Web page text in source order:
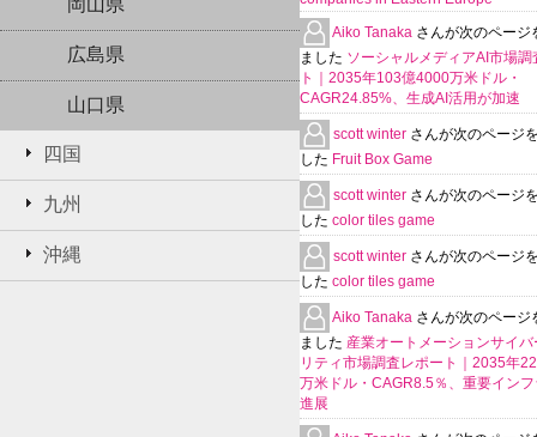
岡山県
広島県
山口県
四国
九州
沖縄
Aiko Tanaka さんが次のページ
ました ソーシャルメディアAI市場調
ト｜2035年103億4000万米ドル・
CAGR24.85%、生成AI活用が加速
scott winter さんが次のページ
した Fruit Box Game
scott winter さんが次のページ
した color tiles game
scott winter さんが次のページ
した color tiles game
Aiko Tanaka さんが次のページ
ました 産業オートメーションサイ
リティ市場調査レポート｜2035年
万米ドル・CAGR8.5％、重要イン
進展